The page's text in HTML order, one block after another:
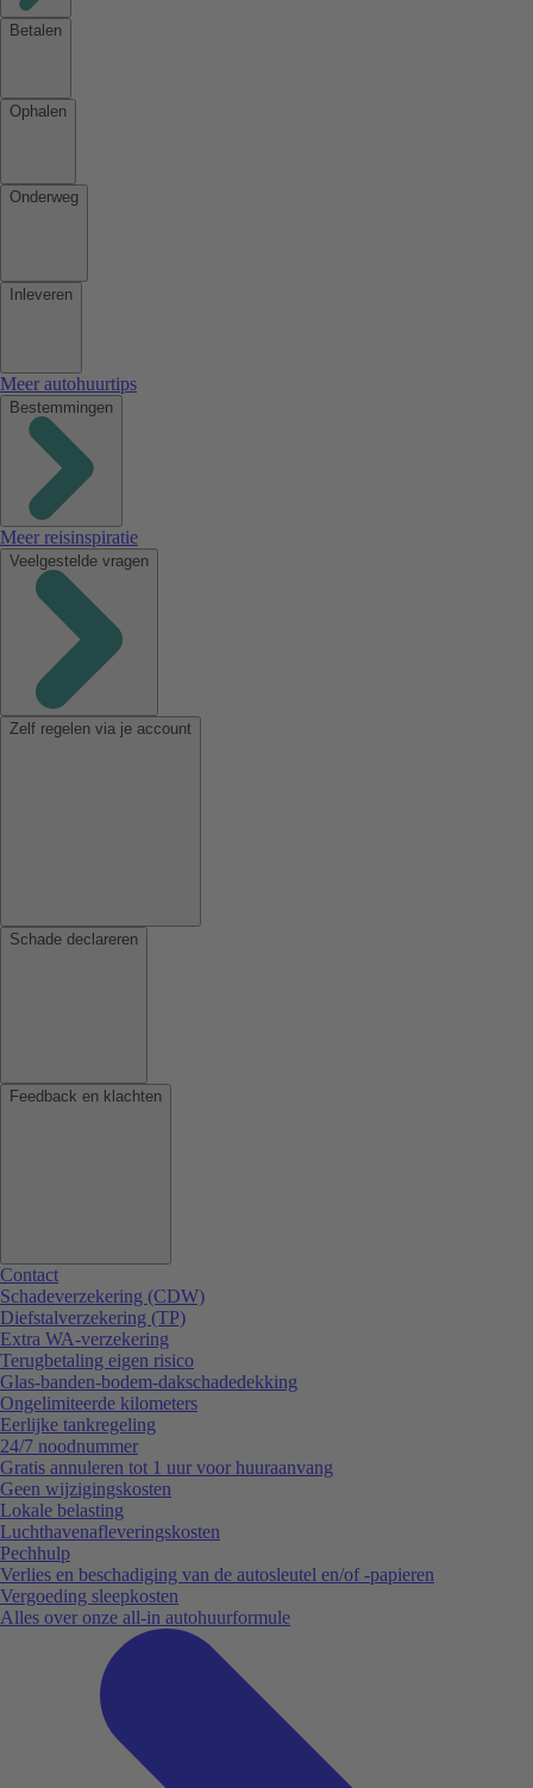
Betalen
Ophalen
Onderweg
Inleveren
Meer autohuurtips
Bestemmingen
Meer reisinspiratie
Veelgestelde vragen
Zelf regelen via je account
Schade declareren
Feedback en klachten
Contact
Schadeverzekering (CDW)
Diefstalverzekering (TP)
Extra WA-verzekering
Terugbetaling eigen risico
Glas-banden-bodem-dakschadedekking
Ongelimiteerde kilometers
Eerlijke tankregeling
24/7 noodnummer
Gratis annuleren tot 1 uur voor huuraanvang
Geen wijzigingskosten
Lokale belasting
Luchthavenafleveringskosten
Pechhulp
Verlies en beschadiging van de autosleutel en/of -papieren
Vergoeding sleepkosten
Alles over onze all-in autohuurformule